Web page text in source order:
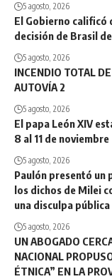
5 agosto, 2026
El Gobierno calificó
decisión de Brasil
5 agosto, 2026
INCENDIO TOTAL
AUTOVÍA 2
5 agosto, 2026
El papa León XIV
8 al 11 de noviembre
5 agosto, 2026
Paulón presentó un
los dichos de Milei
una disculpa pública
5 agosto, 2026
UN ABOGADO
NACIONAL
ÉTNICA” EN LA